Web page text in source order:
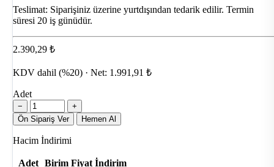
Teslimat: Siparişiniz üzerine yurtdışından tedarik edilir. Termin
süresi 20 iş günüdür.
2.390,29 ₺
KDV dahil (%20) · Net: 1.991,91 ₺
Adet
−
+
Ön Sipariş Ver
Hemen Al
Hacim İndirimi
Adet Birim Fiyat İndirim